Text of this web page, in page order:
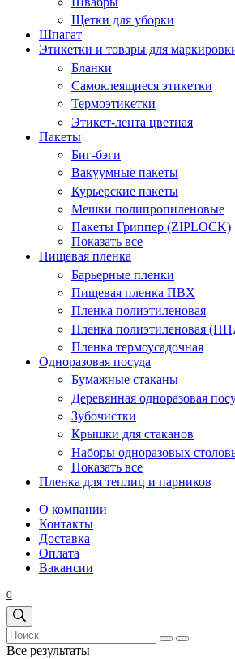
Щетки для уборки
Шпагат
Этикетки и товары для
Бланки
Самоклеящиеся этикетки
Термоэтикетки
Этикет-лента цветная
Пакеты
Биг-бэги
Вакуумные пакеты
Курьерские пакеты
Мешки полипропиленовые
Пакеты Гриппер (ZIPLOCK)
Показать все
Пищевая пленка
Барьерные пленки
Пищевая пленка ПВХ
Пленка полиэтиленовая
Пленка полиэтиленовая
Пленка термоусадочная
Одноразовая посуда
Бумажные стаканы
Деревянная одноразовая
Зубочистки
Крышки для стаканов
Наборы одноразовых
Показать все
Пленка для теплиц и парников
О компании
Контакты
Доставка
Оплата
Вакансии
0
Все результаты